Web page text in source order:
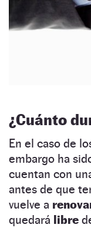
¿Cuánto
En el caso de
embargo ha
cuentan con
antes de que
vuelve a
quedará libre